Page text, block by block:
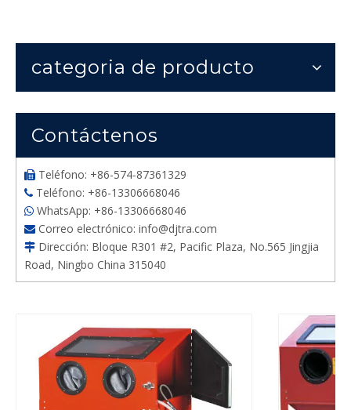
categoria de producto
Contáctenos
 Teléfono: +86-574-87361329
 Teléfono: +86-13306668046
 WhatsApp: +86-13306668046
 Correo electrónico: info@djtra.com
 Dirección: Bloque R301 #2, Pacific Plaza, No.565 Jingjia
Road, Ningbo China 315040